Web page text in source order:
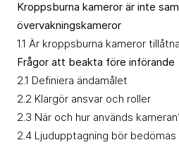
Kroppsburna kameror är inte
övervakningskameror
1.1 Är kroppsburna kameror
Frågor att beakta före införande
2.1 Definiera ändamålet
2.2 Klargör ansvar och roller
2.3 När och hur används
2.4 Ljudupptagning bör